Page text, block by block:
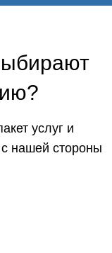
услуг и
нашей стороны